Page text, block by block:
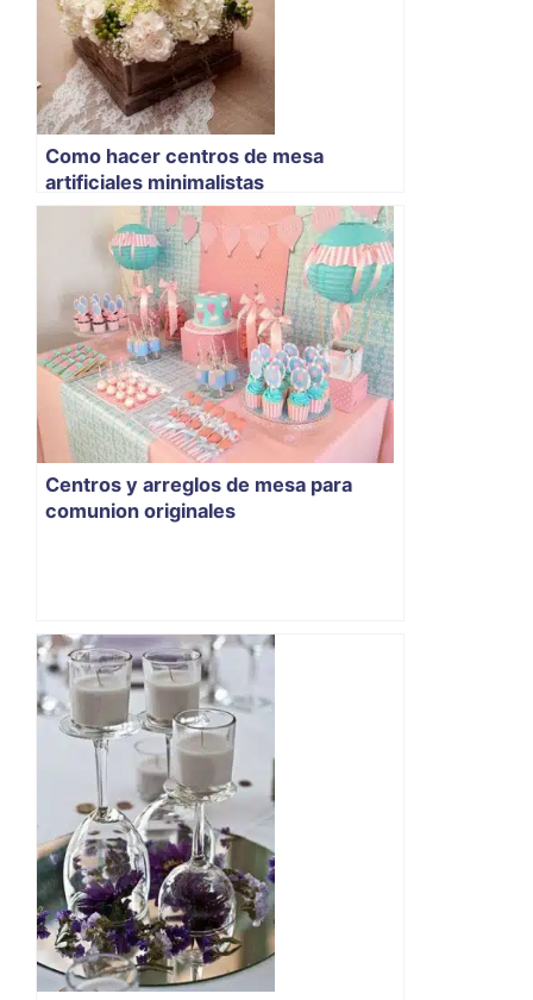
Como hacer centros de mesa
artificiales minimalistas
Centros y arreglos de mesa para
comunion originales